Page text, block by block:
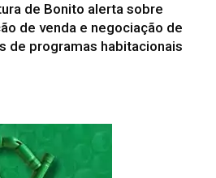
de Bonito alerta sobre
de venda e negociação de
de programas habitacionais